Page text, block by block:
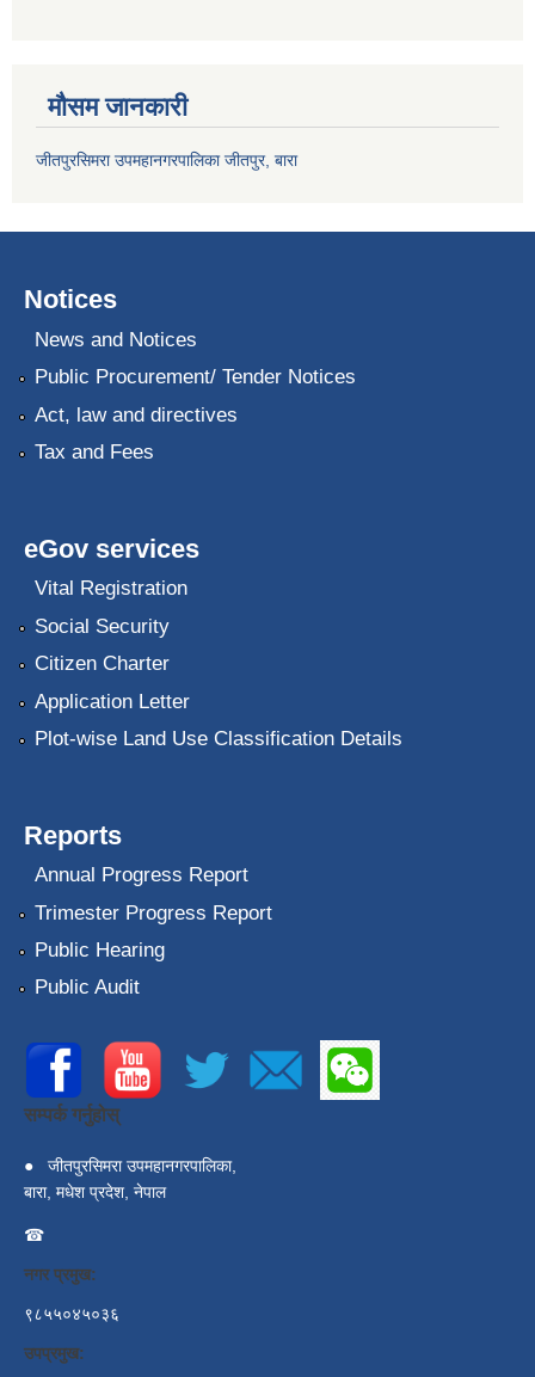
मौसम जानकारी
जीतपुरसिमरा उपमहानगरपालिका जीतपुर, बारा
Notices
News and Notices
Public Procurement/ Tender Notices
Act, law and directives
Tax and Fees
eGov services
Vital Registration
Social Security
Citizen Charter
Application Letter
Plot-wise Land Use Classification Details
Reports
Annual Progress Report
Trimester Progress Report
Public Hearing
Public Audit
सम्पर्क गर्नुहोस्
●
जीतपुरसिमरा उपमहानगरपालिका,
बारा, मधेश प्रदेश, नेपाल
☎
नगर प्रमुख:
९८५५०४५०३६
उपप्रमुख: